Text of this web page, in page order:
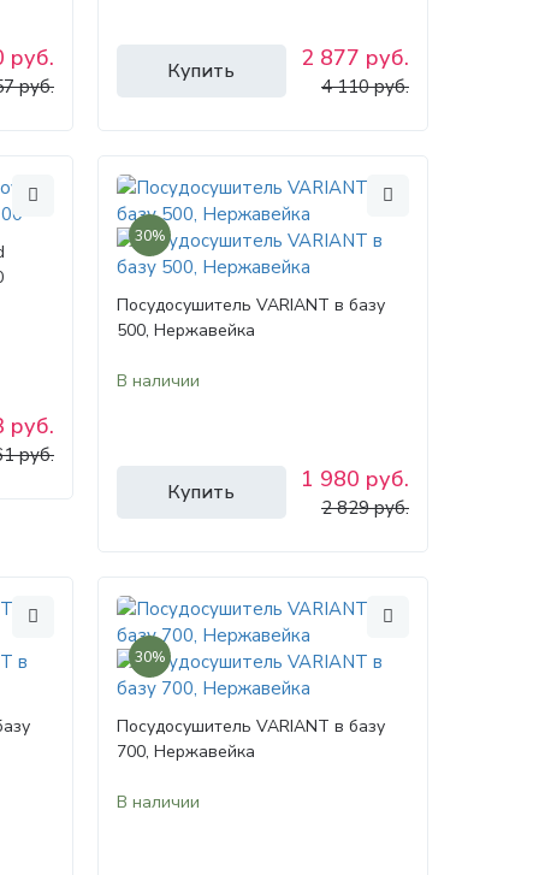
руб.
руб.
Купить 2 877 руб.
4 110 руб.
руб.
руб.
30%
Посудосушитель VARIANT в базу
500, Нержавейка
В наличии
Купить 1 980 руб.
2 829 руб.
30%
Посудосушитель VARIANT в базу
700, Нержавейка
В наличии